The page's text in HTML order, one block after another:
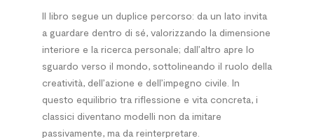
Il libro segue un duplice percorso: da un lato invita
a guardare dentro di sé, valorizzando la dimensione
interiore e la ricerca personale; dall’altro apre lo
sguardo verso il mondo, sottolineando il ruolo della
creatività, dell’azione e dell’impegno civile. In
questo equilibrio tra riflessione e vita concreta, i
classici diventano modelli non da imitare
passivamente, ma da reinterpretare.